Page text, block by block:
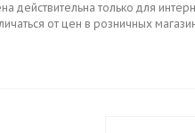
действительна только для
от цен в розничных